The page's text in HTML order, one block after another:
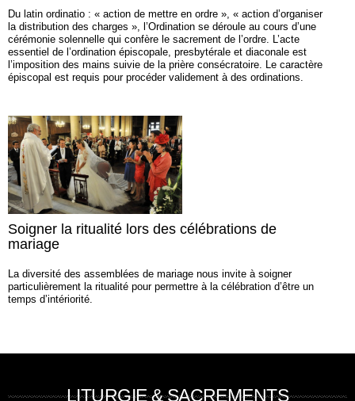
Du latin ordinatio : « action de mettre en ordre », « action d’orga­niser
la distribution des charges », l’Ordination se déroule au cours d’une
cérémonie solennelle qui confère le sacrement de l’ordre. L’acte
essentiel de l’ordination épiscopale, presbytérale et diaconale est
l’imposition des mains suivie de la prière consécratoire. Le caractère
épiscopal est requis pour procéder validement à des ordinations.
Soigner la ritualité lors des célébrations de
mariage
La diversité des assemblées de mariage nous invite à soigner
particulièrement la ritualité pour permettre à la célébration d’être un
temps d’intériorité.
LITURGIE & SACREMENTS